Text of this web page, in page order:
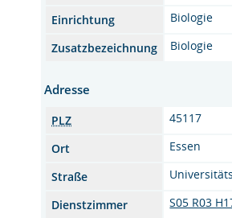
Einrichtung
Biologie
Zusatzbezeichnung
Biologie
Adresse
PLZ
45117
Ort
Essen
Straße
Dienstzimmer
S05 R03